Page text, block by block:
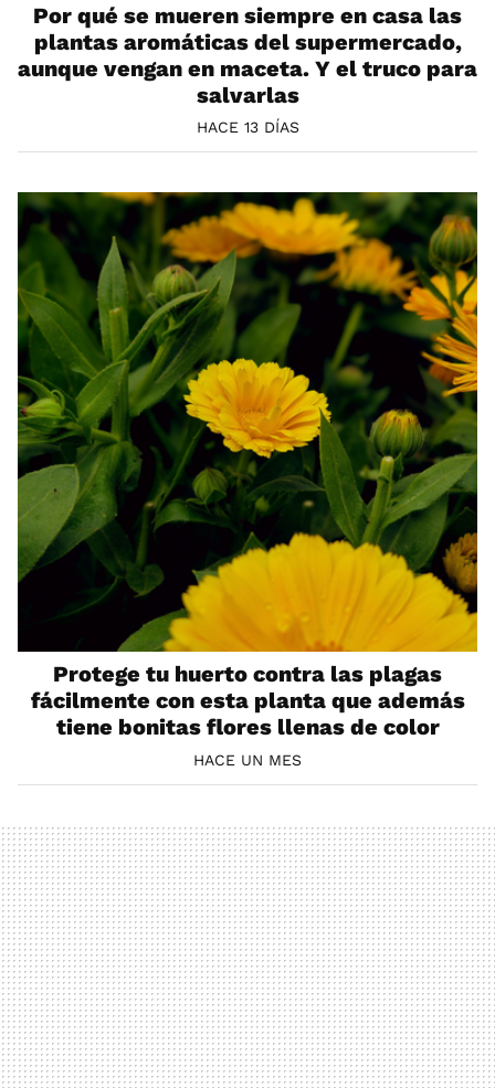
Por qué se mueren siempre en casa las
plantas aromáticas del supermercado,
aunque vengan en maceta. Y el truco para
salvarlas
HACE 13 DÍAS
Protege tu huerto contra las plagas
fácilmente con esta planta que además
tiene bonitas flores llenas de color
HACE UN MES